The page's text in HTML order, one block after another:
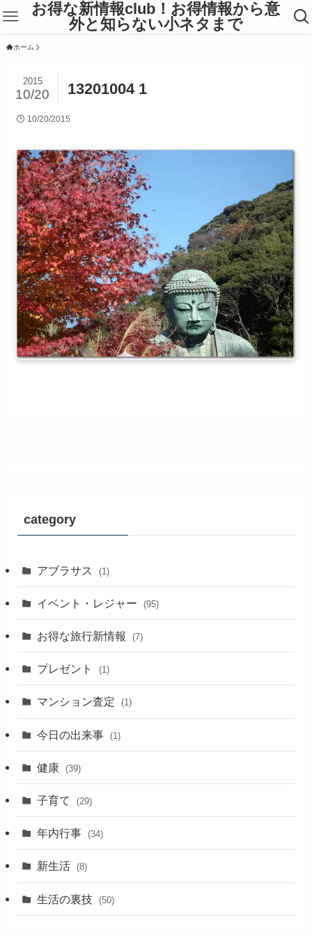
お得な新情報club！お得情報から意
外と知らない小ネタまで
ホーム
13201004 1
2015
10/20
10/20/2015
category
アブラサス (1)
イベント・レジャー (95)
お得な旅行新情報 (7)
プレゼント (1)
マンション査定 (1)
今日の出来事 (1)
健康 (39)
子育て (29)
年内行事 (34)
新生活 (8)
生活の裏技 (50)